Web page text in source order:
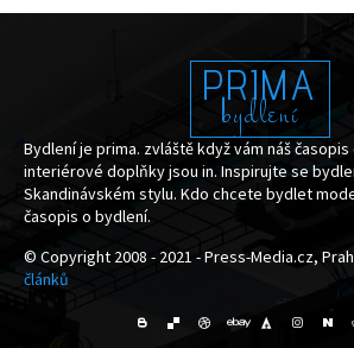
PRIMA
bydlení
Bydlení je prima. zvláště když vám náš
interiérové doplňky jsou in. Inspirujte se
Skandinávském stylu. Kdo chcete bydlet
časopis o bydlení.
© Copyright 2008 - 2021 - Press-Media.cz,
článků